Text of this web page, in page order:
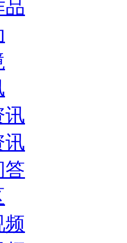
品
讯
讯
答
频